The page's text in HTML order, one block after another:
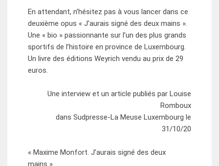
En attendant, n’hésitez pas à vous lancer dans ce
deuxième opus « J’aurais signé des deux mains ».
Une « bio » passionnante sur l’un des plus grands
sportifs de l’histoire en province de Luxembourg.
Un livre des éditions Weyrich vendu au prix de 29
euros.
Une interview et un article publiés par Louise
Romboux
dans Sudpresse-La Meuse Luxembourg le
31/10/20
« Maxime Monfort. J’aurais signé des deux
mains »